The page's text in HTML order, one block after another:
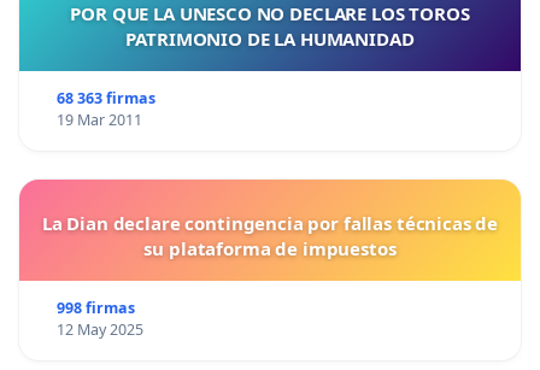
POR QUE LA UNESCO NO DECLARE LOS TOROS
PATRIMONIO DE LA HUMANIDAD
68 363 firmas
19 Mar 2011
La Dian declare contingencia por fallas técnicas de
su plataforma de impuestos
998 firmas
12 May 2025